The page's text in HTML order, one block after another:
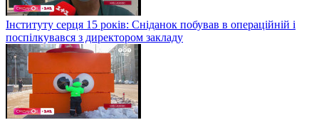
Інституту серця 15 років: Сніданок побував в операційній і
поспілкувався з директором закладу